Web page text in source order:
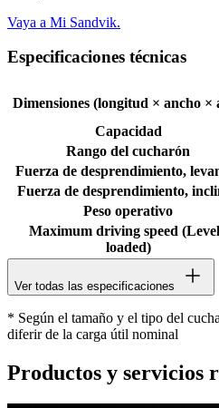
Vaya a Mi Sandvik.
Especificaciones técnicas
Dimensiones (longitud × ancho ×
Capacidad
Rango del cucharón
Fuerza de desprendimiento,
Fuerza de desprendimiento,
Peso operativo
Maximum driving speed
loaded)
Ver todas las especificaciones
* Según el tamaño y el tipo del
diferir de la carga útil nominal
Productos y servicios